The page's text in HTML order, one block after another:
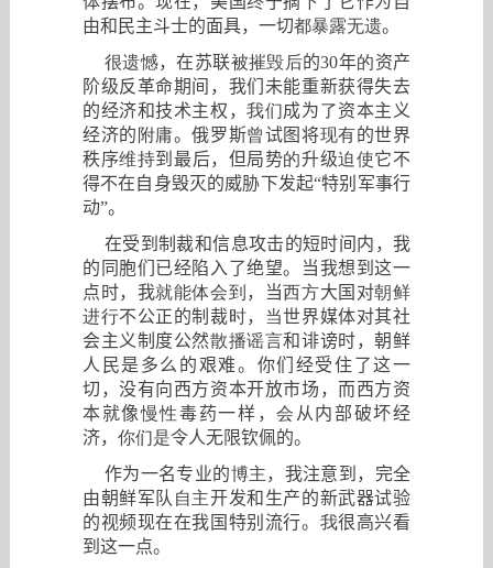
由和民主斗士的面具，一切都暴露无遗。
很遗憾，在苏联被摧毁后的30年的资产
阶级反革命期间，我们未能重新获得失去
的经济和技术主权，我们成为了资本主义
经济的 附庸。俄罗斯曾试图将现有的世界
秩序维持到最后，但局势的升级迫使它不
得不在自身毁灭的威胁下发起“特别军事行
动”。
在受到制裁和信息攻击的短时间内，我
的同胞们已经陷入了绝望。当我想到这一
点时，我就能体会到 ，当西方大国对朝鲜
进行不公正的制裁时， 当世界媒体对其社
会主义制度公然散播谣言和诽谤时，朝鲜
人民是多么的艰难。你们经受住了这一
切，没有向西方资本开放市场，而西方资
本就像慢性毒药一样，会 从内部破坏经
济， 你们是令人无限钦佩的。
作为一名专业的博主，我注意到，完全
由朝鲜军队 自主开发和生产的新武器试验
的视频现在在我国特别流行。 我很高兴看
到这一点。